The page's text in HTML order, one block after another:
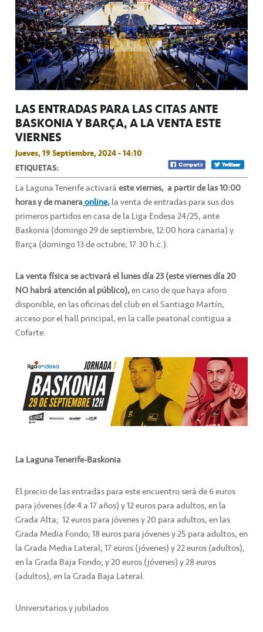
LAS ENTRADAS PARA LAS CITAS ANTE
BASKONIA Y BARÇA, A LA VENTA ESTE
VIERNES
Jueves, 19 Septiembre, 2024 - 14:10
ETIQUETAS:
La Laguna Tenerife activaráeste viernes, a partir de las 10:00
horas y de maneraonline,la venta de entradas para sus dos
primeros partidos en casa de la Liga Endesa 24/25, ante
Baskonia (domingo 29 de septiembre, 12:00 hora canaria) y
Barça (domingo 13 de octubre, 17:30 h.c.).
La venta física se activará el lunes día 23 (este viernes día 20
NO habrá atención al público),en caso de que haya aforo
disponible, en las oficinas del club en el Santiago Martín,
acceso por el hall principal, en la calle peatonal contigua a
Cofarte.
La Laguna Tenerife-Baskonia
El precio de las entradas para este encuentro será de 6 euros
para jóvenes (de 4 a 17 años) y 12 euros para adultos, en la
Grada Alta; 12 euros para jóvenes y 20 para adultos, en las
Grada Media Fondo; 18 euros para jóvenes y 25 para adultos, en
la Grada Media Lateral; 17 euros (jóvenes) y 22 euros (adultos),
en la Grada Baja Fondo; y 20 euros (jóvenes) y 28 euros
(adultos), en la Grada Baja Lateral.
Universitarios y jubilados